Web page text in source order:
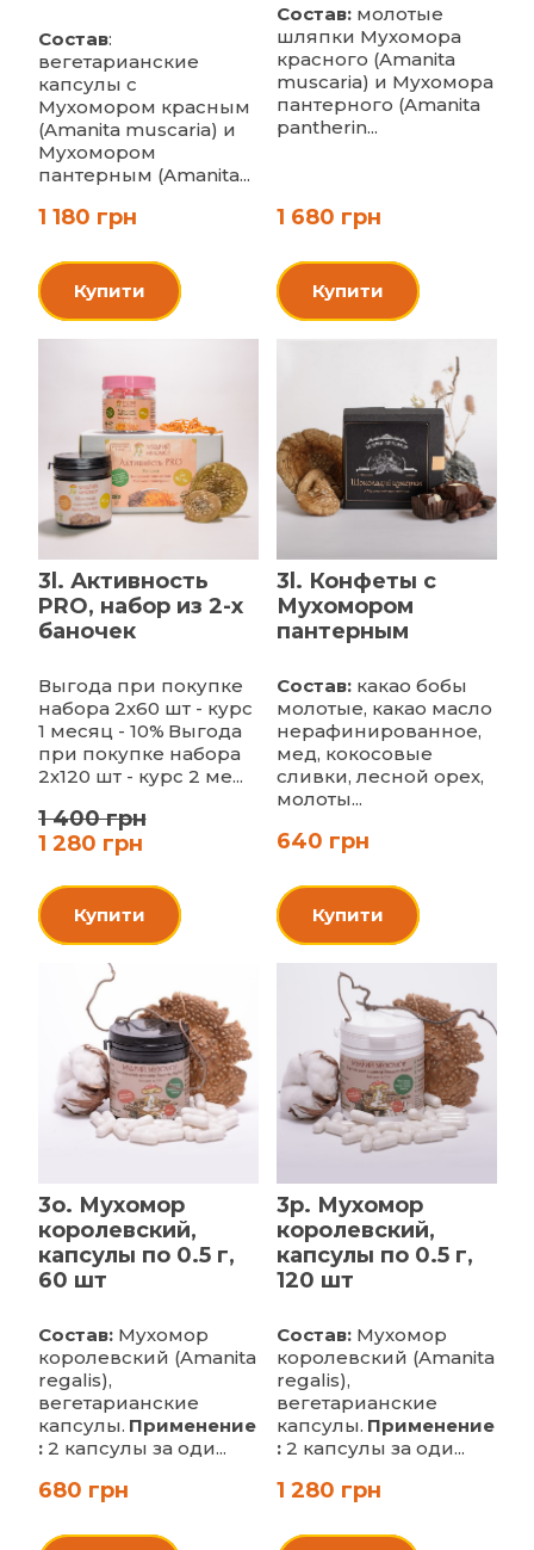
Состав:
вегетарианские
капсулы с
Мухомором красным
(Amanita muscaria) и
Мухомором
пантерным (Amanita...
1 180 грн
Купити
Состав:молотые
шляпки Мухомора
красного (Amanita
muscaria) и Мухомора
пантерного (Amanita
pantherin...
1 680 грн
Купити
3l. Активность
PRO, набор из 2-х
баночек
Выгода при покупке
набора 2х60 шт - курс
1 месяц - 10% Выгода
при покупке набора
2х120 шт - курс 2 ме...
1 400 грн
1 280 грн
Купити
3l. Конфеты с
Мухомором
пантерным
Состав: какао бобы
молотые, какао масло
нерафинированное,
мед, кокосовые
сливки, лесной орех,
молоты...
640 грн
Купити
3o. Мухомор
королевский,
капсулы по 0.5 г,
60 шт
Состав:Мухомор
королевский (Amanita
regalis),
вегетарианские
капсулы. Применение
: 2 капсулы за оди...
680 грн
3p. Мухомор
королевский,
капсулы по 0.5 г,
120 шт
Состав:Мухомор
королевский (Amanita
regalis),
вегетарианские
капсулы. Применение
:2 капсулы за оди...
1 280 грн